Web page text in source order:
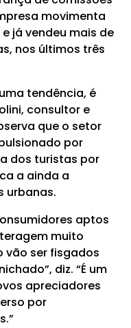
movimenta
já vendeu mais de
nos últimos três
tendência, é
consultor e
que o setor
por
dos turistas por
a ainda a
urbanas.
aptos
muito
vão ser fisgados
diz. “É um
apreciadores
por